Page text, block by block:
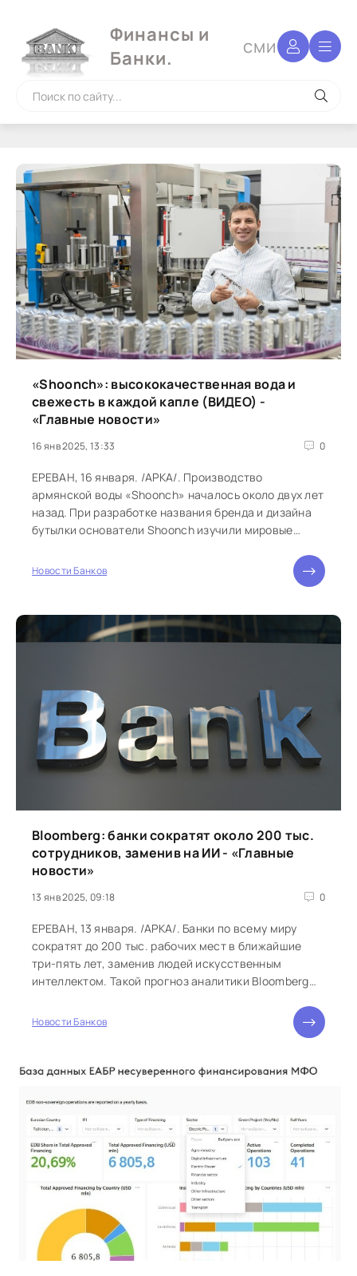
Финансы и
Банки.
сми
«Shoonch»: высококачественная вода и
свежесть в каждой капле (ВИДЕО) -
«Главные новости»
16 янв 2025, 13:33 0
ЕРЕВАН, 16 января. /АРКА/. Производство
армянской воды «Shoonch» началось около двух лет
назад. При разработке названия бренда и дизайна
бутылки основатели Shoonch изучили мировые
Новости Банков
Bloomberg: банки сократят около 200 тыс.
сотрудников, заменив на ИИ - «Главные
новости»
13 янв 2025, 09:18 0
ЕРЕВАН, 13 января. /АРКА/. Банки по всему миру
сократят до 200 тыс. рабочих мест в ближайшие
три-пять лет, заменив людей искусственным
интеллектом. Такой прогноз аналитики Bloomberg
Новости Банков